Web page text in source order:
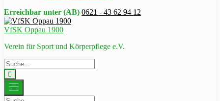
Erreichbar unter (AB) 0621 - 43 62 94 12
VfSK Oppau 1900
Verein für Sport und Körperpflege e.V.